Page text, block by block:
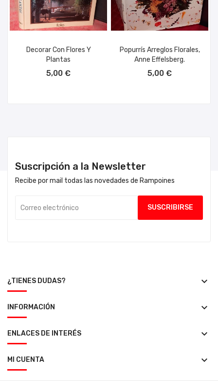
Decorar Con Flores Y
Plantas
5,00 €
Popurrís Arreglos Florales,
Anne Effelsberg.
5,00 €
Suscripción a la Newsletter
Recibe por mail todas las novedades de Rampoines
¿TIENES DUDAS? keyboard_arrow_down
INFORMACIÓN keyboard_arrow_down
ENLACES DE INTERÉS keyboard_arrow_down
MI CUENTA keyboard_arrow_down